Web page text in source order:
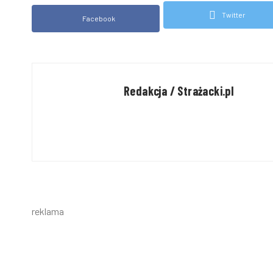
Facebook Twitter
Redakcja / Strażacki.pl
reklama